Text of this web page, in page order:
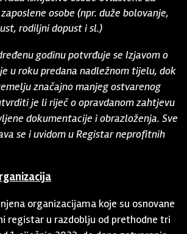
osobe (npr. duže bolovanje,
rodiljni dopust i sl.)
godinu potvrđuje se Izjavom o
u roku predana nadležnom tijelu, dok
značajno manjeg ostvarenog
je li riječ o opravdanom zahtjevu
dokumentacije i obrazloženja. Sve
se i uvidom u Registar neprofitnih
organizacijama koje su osnovane
registar u razdoblju od prethodne tri